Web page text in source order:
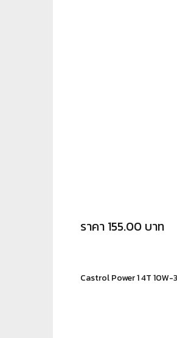
ราคา 155.00 บาท
Castrol Power 1 4T